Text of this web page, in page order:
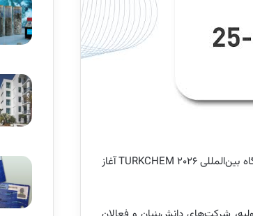
فرصت ثبت‌نام شرکت‌های ایرانی برای حضور در یازدهمین دوره نمایشگاه بین‌المللی TURKCHEM 2026 آغاز